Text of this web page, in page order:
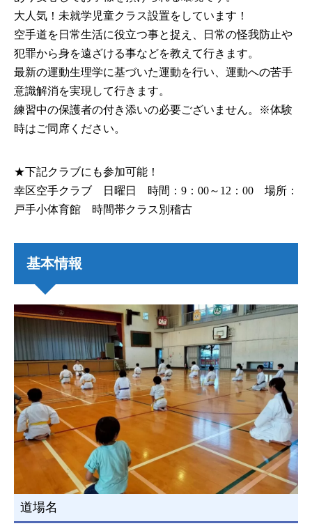
​大人気！未就学児童クラス設置をしています！
空手道を日常生活に役立つ事と捉え、日常の怪我防止や
犯罪から身を遠ざける事などを教えて行きます。
最新の運動生理学に基づいた運動を行い、運動への苦手
意識解消を実現して行きます。
練習中の保護者の付き添いの必要ございません。※体験
時はご同席ください。
​​★下記クラブにも参加可能！
​幸区空手クラブ 日曜日 時間：9：00～12：00 ​場所：
戸手小体育館 時間帯クラス別稽古
基本情報
道場名